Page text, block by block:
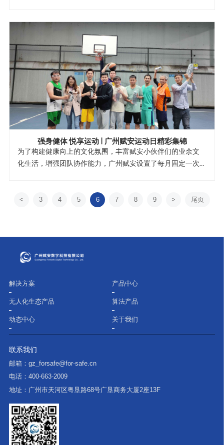
强身健体 悦享运动 | 广州赋安运动日精彩集锦
为了构建健康向上的文化氛围，丰富赋安小伙伴们的业余文
化生活，增强团队协作能力，广州赋安设置了每月固定一次
< 3 4 5 6 7 8 9 > 尾页
解决方案 产品中心
无人化生态产品 算法产品
动态中心 关于我们
联系我们
邮箱： gz_forsafe@for-safe.cn
电话： 400-663-2009
地址： 广州市天河区粤垦路68号广垦商务大厦2座13F